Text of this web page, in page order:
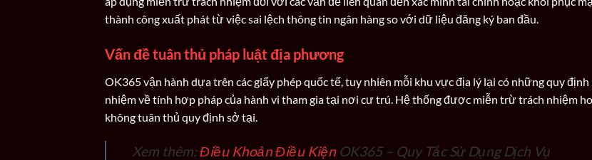
thành công xuất phát từ việc sai lệch thông tin ngân hàng so với dữ liệu đăng ký ban đầu.
Vấn đề tuân thủ pháp luật địa phương
OK365 vận hành dựa trên các giấy phép quốc tế, tuy nhiên mỗi khu vực địa lý lại có những quy
nhiệm về tính hợp pháp của hành vi tham gia tại nơi cư trú. Hệ thống được miễn trừ trách nhiệm
không tuân thủ quy định sở tại.
Xem thêm:Điều Khoản Điều KiệnOK365 – Quy Tắc Sử Dụng Dịch Vụ